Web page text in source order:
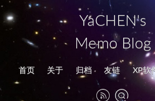
YaCHEN's
Memo Blog
首页 关于 归档 友链 XP软